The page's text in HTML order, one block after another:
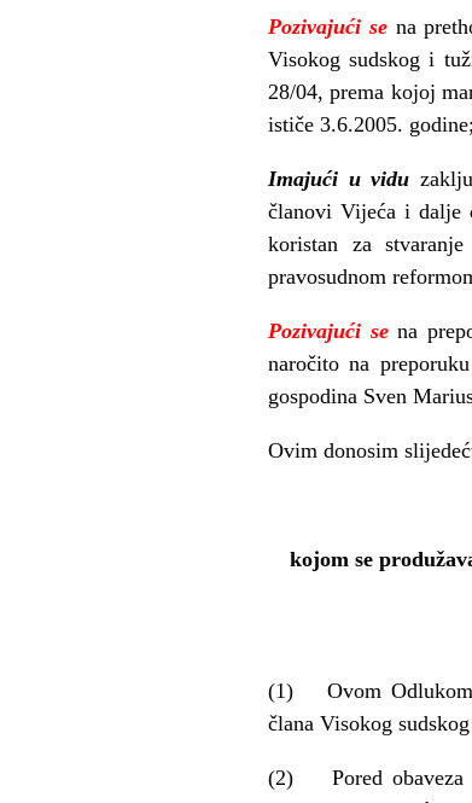
Pozivajući sena
Visokog sudskog i
28/04, prema kojoj
ističe 3.6.2005. godine;
Imajući u vidu
članovi Vijeća i dalje
koristan za
pravosudnom
Pozivajući sena
naročito na
gospodina Sven
Ovim donosim
kojom se
(1) Ovom Odlukom
člana Visokog
(2) Pored obaveza